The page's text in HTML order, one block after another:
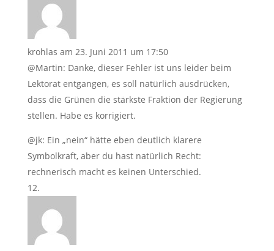
krohlas am 23. Juni 2011 um 17:50
@Martin: Danke, dieser Fehler ist uns leider beim
Lektorat entgangen, es soll natürlich ausdrücken,
dass die Grünen die stärkste Fraktion der Regierung
stellen. Habe es korrigiert.
@jk: Ein „nein“ hätte eben deutlich klarere
Symbolkraft, aber du hast natürlich Recht:
rechnerisch macht es keinen Unterschied.